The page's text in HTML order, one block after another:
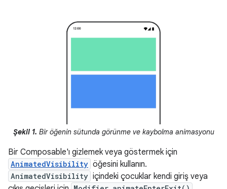
Şekil 1. Bir öğenin sütunda görünme ve kaybolma animasyonu
Bir Composable'ı gizlemek veya göstermek için
AnimatedVisibility öğesini kullanın.
AnimatedVisibility içindeki çocuklar kendi giriş veya